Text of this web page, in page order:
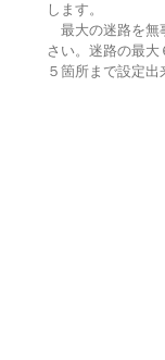
します。
最大の迷路を無
さい。迷路の最
５箇所まで設定出